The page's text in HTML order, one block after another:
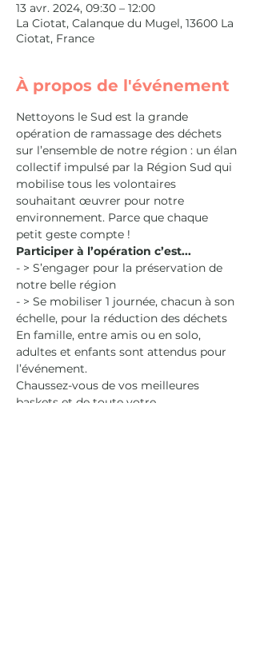
13 avr. 2024, 09:30 – 12:00
La Ciotat, Calanque du Mugel, 13600 La
Ciotat, France
À propos de l'événement
Nettoyons le Sud est la grande
opération de ramassage des déchets
sur l’ensemble de notre région : un élan
collectif impulsé par la Région Sud qui
mobilise tous les volontaires
souhaitant œuvrer pour notre
environnement. Parce que chaque
petit geste compte !
Participer à l’opération c’est...
- > S’engager pour la préservation de
notre belle région
- > Se mobiliser 1 journée, chacun à son
échelle, pour la réduction des déchets
En famille, entre amis ou en solo,
adultes et enfants sont attendus pour
l’événement.
Chaussez-vous de vos meilleures
baskets et de toute votre